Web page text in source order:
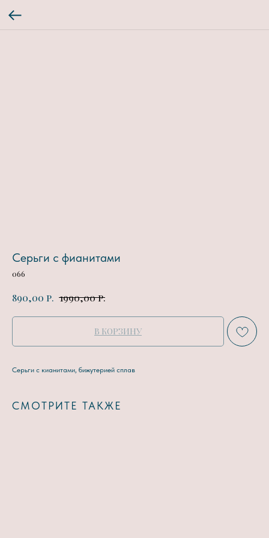
Серьги с фианитами
066
890,00 р. 1990,00р.
В КОРЗИНУ
Серьги с кианитами, бижутерией сплав
СМОТРИТЕ ТАКЖЕ